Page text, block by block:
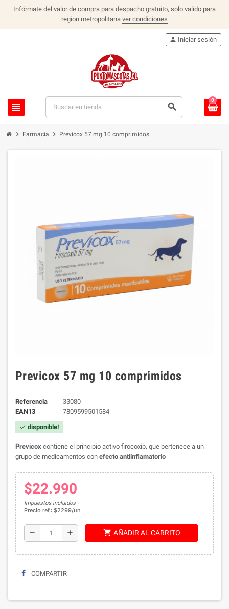
Infórmate del valor de compra para despacho gratuito, solo valido para
region metropolitana ver condiciones
view_headline search
person Iniciar sesión
0
chevron_right Farmacia chevron_right Previcox 57 mg 10 comprimidos
Previcox 57 mg 10 comprimidos
Referencia
33080
EAN13
7809599501584
check disponible!
Previcox contiene el principio activo firocoxib, que pertenece a un
grupo de medicamentos con efecto antiinflamatorio
$22.990
Impuestos incluidos
Precio ref.: $2299/un
remove add shopping_cart AÑADIR AL CARRITO
COMPARTIR